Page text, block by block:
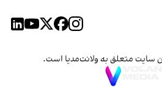
سایت متعلق به ولانت‌مدیا است.